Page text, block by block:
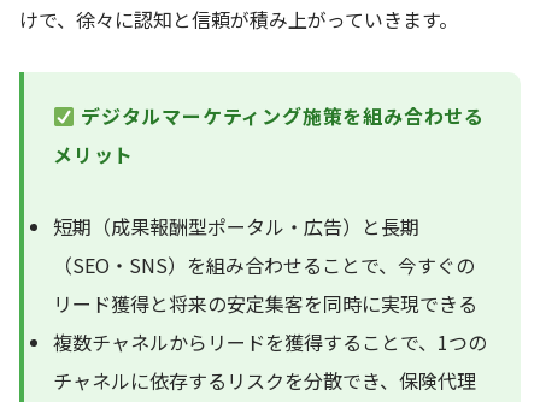
けで、徐々に認知と信頼が積み上がっていきます。
デジタルマーケティング施策を組み合わせる
メリット
短期（成果報酬型ポータル・広告）と長期
（SEO・SNS）を組み合わせることで、今すぐの
リード獲得と将来の安定集客を同時に実現できる
複数チャネルからリードを獲得することで、1つの
チャネルに依存するリスクを分散でき、保険代理